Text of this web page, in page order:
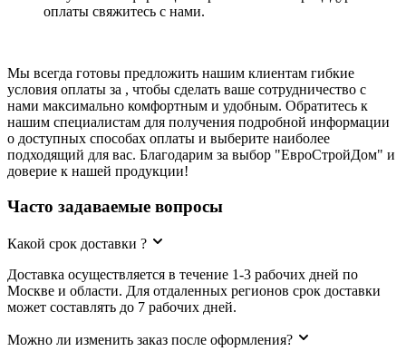
оплаты свяжитесь с нами.
Мы всегда готовы предложить нашим клиентам гибкие
условия оплаты за , чтобы сделать ваше сотрудничество с
нами максимально комфортным и удобным. Обратитесь к
нашим специалистам для получения подробной информации
о доступных способах оплаты и выберите наиболее
подходящий для вас. Благодарим за выбор "ЕвроСтройДом" и
доверие к нашей продукции!
Часто задаваемые вопросы
Какой срок доставки ?
Доставка осуществляется в течение 1-3 рабочих дней по
Москве и области. Для отдаленных регионов срок доставки
может составлять до 7 рабочих дней.
Можно ли изменить заказ после оформления?